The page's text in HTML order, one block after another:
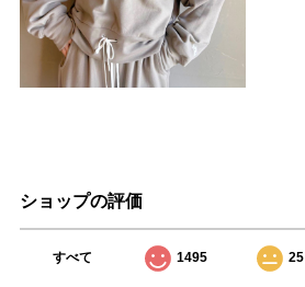
ショップの評価
すべて 1495 25